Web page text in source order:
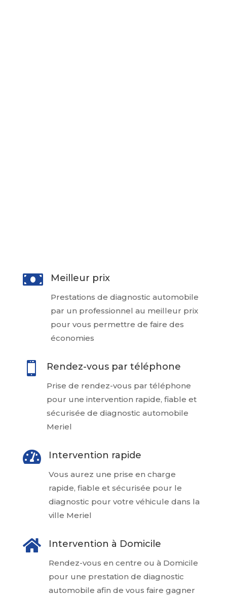
 Meilleur prix
Prestations de diagnostic automobile
par un professionnel au meilleur prix
pour vous permettre de faire des
économies
 Rendez-vous par téléphone
Prise de rendez-vous par téléphone
pour une intervention rapide, fiable et
sécurisée de diagnostic automobile
Meriel
 Intervention rapide
Vous aurez une prise en charge
rapide, fiable et sécurisée pour le
diagnostic pour votre véhicule dans la
ville Meriel
 Intervention à Domicile
Rendez-vous en centre ou à Domicile
pour une prestation de diagnostic
automobile afin de vous faire gagner